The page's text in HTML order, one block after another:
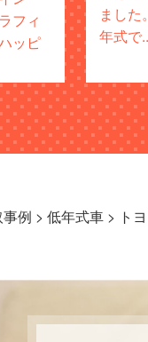
フィ
ッピ
まし
年式で
例 > 低年式車 > ト